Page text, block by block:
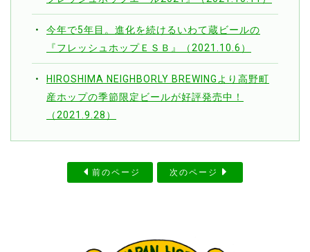
今年で5年目。進化を続けるいわて蔵ビールの
『フレッシュホップＥＳＢ』（2021.10.6）
HIROSHIMA NEIGHBORLY BREWINGより高野町
産ホップの季節限定ビールが好評発売中！
（2021.9.28）
前のページ 次のページ